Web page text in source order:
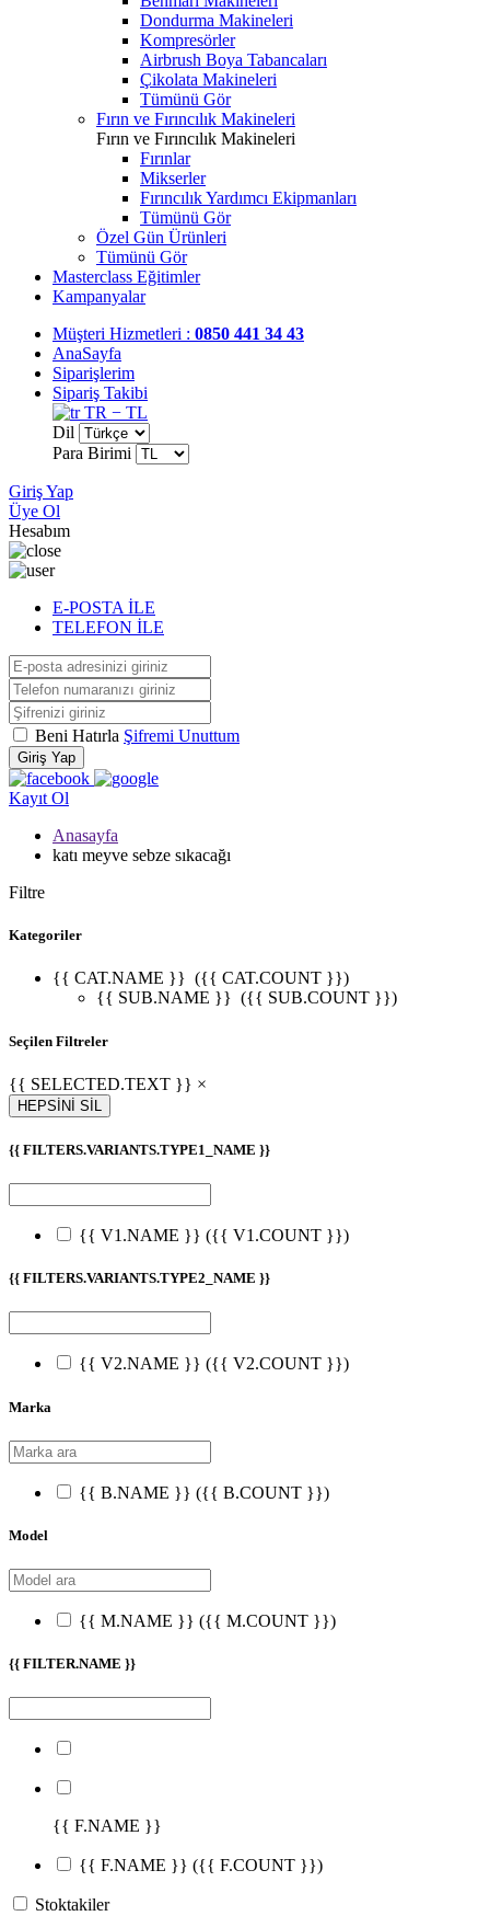
Dondurma Makineleri
Kompresörler
Airbrush Boya Tabancaları
Çikolata Makineleri
Tümünü Gör
Fırın ve Fırıncılık Makineleri
Fırın ve Fırıncılık Makineleri
Fırınlar
Mikserler
Fırıncılık Yardımcı Ekipmanları
Tümünü Gör
Özel Gün Ürünleri
Tümünü Gör
Masterclass Eğitimler
Kampanyalar
Müşteri Hizmetleri : 0850 441 34 43
AnaSayfa
Siparişlerim
Sipariş Takibi
TR − TL
Dil
Para Birimi
Giriş Yap
Üye Ol
Hesabım
E-POSTA İLE
TELEFON İLE
Beni Hatırla Şifremi Unuttum
Giriş Yap
Kayıt Ol
Anasayfa
katı meyve sebze sıkacağı
Filtre
Kategoriler
{{ CAT.NAME }} ({{ CAT.COUNT }})
{{ SUB.NAME }} ({{ SUB.COUNT }})
Seçilen Filtreler
{{ SELECTED.TEXT }} ×
HEPSİNİ SİL
{{ FILTERS.VARIANTS.TYPE1_NAME }}
{{ V1.NAME }} ({{ V1.COUNT }})
{{ FILTERS.VARIANTS.TYPE2_NAME }}
{{ V2.NAME }} ({{ V2.COUNT }})
Marka
{{ B.NAME }} ({{ B.COUNT }})
Model
{{ M.NAME }} ({{ M.COUNT }})
{{ FILTER.NAME }}
{{ F.NAME }}
{{ F.NAME }} ({{ F.COUNT }})
Stoktakiler